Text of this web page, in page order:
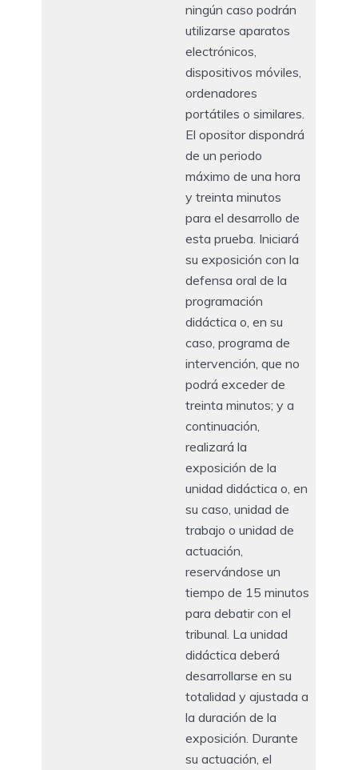
ningún caso podrán
utilizarse aparatos
electrónicos,
dispositivos móviles,
ordenadores
portátiles o similares.
El opositor dispondrá
de un periodo
máximo de una hora
y treinta minutos
para el desarrollo de
esta prueba. Iniciará
su exposición con la
defensa oral de la
programación
didáctica o, en su
caso, programa de
intervención, que no
podrá exceder de
treinta minutos; y a
continuación,
realizará la
exposición de la
unidad didáctica o, en
su caso, unidad de
trabajo o unidad de
actuación,
reservándose un
tiempo de 15 minutos
para debatir con el
tribunal. La unidad
didáctica deberá
desarrollarse en su
totalidad y ajustada a
la duración de la
exposición. Durante
su actuación, el